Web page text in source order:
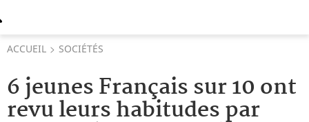
ACCUEIL SOCIÉTÉS
6 jeunes Français sur 10 ont
revu leurs habitudes par